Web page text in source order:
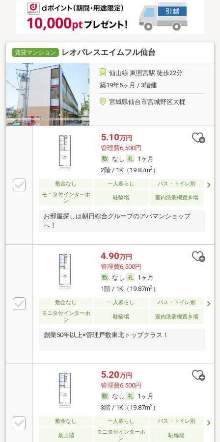
賃貸マンション レオパレスエイムフル仙台
仙山線 東照宮駅 徒歩22分
築19年5ヶ月 / 3階建
宮城県仙台市宮城野区大梶
5.10万円
管理費6,500円
なし
1ヶ月
2階 / 1K（19.87m2）
敷金なし 一人暮らし
バス・トイレ別
モニタ付インターホ
ン
駐輪場 室内洗濯機置き場
お部屋探しは朝日綜合グループのアパマンショップ
へ！
4.90万円
管理費6,500円
なし
1ヶ月
1階 / 1K（19.87m2）
敷金なし 一人暮らし
バス・トイレ別
モニタ付インターホ
ン
駐輪場 室内洗濯機置き場
創業50年以上×管理戸数東北トップクラス！
5.20万円
管理費6,500円
なし
1ヶ月
3階 / 1K（19.87m2）
敷金なし 一人暮らし バス・トイレ別
最上階
モニタ付インターホ
ン
駐輪場